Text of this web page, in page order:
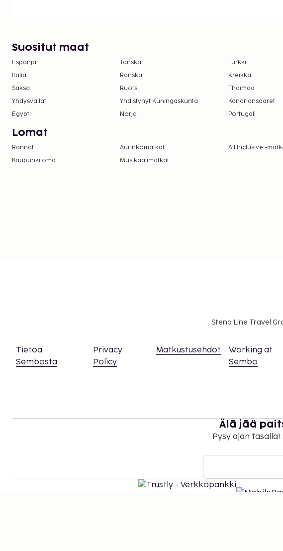
Suositut maat
Espanja Tanska
Turkki
Italia
Ranska
Kreikka
Saksa
Ruotsi
Thaimaa
Yhdysvallat
Yhdistynyt Kuningaskunta
Kanariansaaret
Egypti
Norja Portugali
Lomat
Rannat Aurinkomatkat All Inclusive -
Kaupunkiloma
Musikaalimatkat
Stena Line Travel
Tietoa
Sembosta
Privacy
Policy
Matkustusehdot
Working at
Sembo
Älä jää
Pysy ajan